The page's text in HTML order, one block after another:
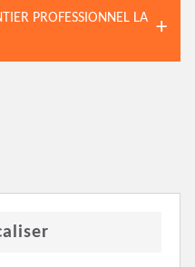
PROFESSIONNEL LA